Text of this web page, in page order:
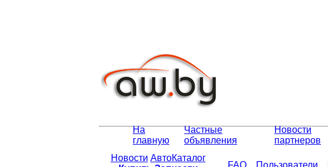
На
главную
Частные
объявления
Новости
партнеров
Новости АвтоКаталог
FAQ Пользователи